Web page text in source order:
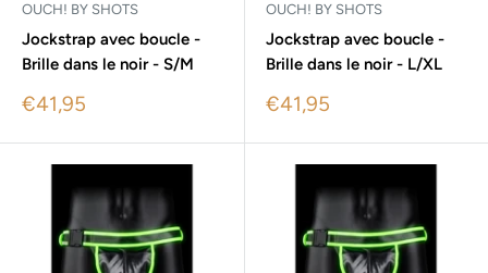
OUCH! BY SHOTS
Jockstrap avec boucle -
Brille dans le noir - S/M
Sale
€41,95
OUCH! BY SHOTS
Jockstrap avec boucle -
Brille dans le noir - L/XL
Sale
€41,95